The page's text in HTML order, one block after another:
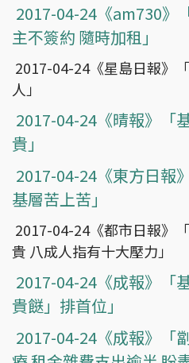
2017-04-24《am730》
主不簽約 隨時加租」
2017-04-24《星島日報》
人」
2017-04-24《晴報》「
貴」
2017-04-24《東方日報
基層苦上苦」
2017-04-24《都市日報》
貴 八成人指有十大壓力」
2017-04-24《成報》「
貴餸」排首位」
2017-04-24《成報》「